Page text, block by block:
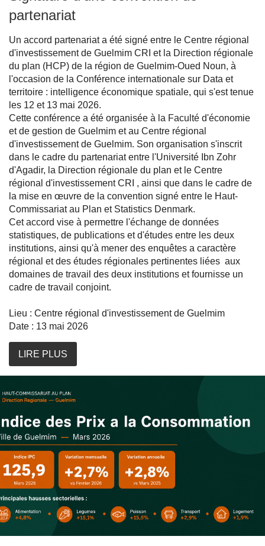
partenariat
Un accord partenariat a été signé entre le Centre régional
d'investissement de Guelmim CRI et la Direction régionale
du plan (HCP) de la région de Guelmim-Oued Noun, à
l'occasion de la Conférence internationale sur Data et
territoire : intelligence économique spatiale, qui s'est tenue
les 12 et 13 mai 2026.
Cette conférence a été organisée à la Faculté d'économie
et de gestion de Guelmim et au Centre régional
d'investissement de Guelmim. Son organisation s'inscrit
dans le cadre du partenariat entre l'Université Ibn Zohr
d'Agadir, la Direction régionale du plan et le Centre
régional d'investissement CRI , ainsi que dans le cadre de
la mise en œuvre de la convention signé entre le Haut-
Commissariat au Plan et Statistics Denmark.
Cet accord vise à permettre l'échange de données
statistiques, de publications et d'études entre les deux
institutions, ainsi qu'à mener des enquêtes a caractère
régional et des études régionales pertinentes liées aux
domaines de travail des deux institutions et fournisse un
cadre de travail conjoint.
Lieu : Centre régional d'investissement de Guelmim
Date : 13 mai 2026
LIRE PLUS